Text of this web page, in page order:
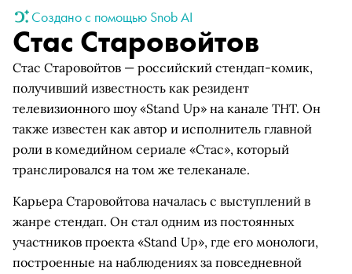
Создано с помощью Snob AI
Стас Старовойтов
Стас Старовойтов — российский стендап-комик,
получивший известность как резидент
телевизионного шоу «Stand Up» на канале ТНТ. Он
также известен как автор и исполнитель главной
роли в комедийном сериале «Стас», который
транслировался на том же телеканале.
Карьера Старовойтова началась с выступлений в
жанре стендап. Он стал одним из постоянных
участников проекта «Stand Up», где его монологи,
построенные на наблюдениях за повседневной